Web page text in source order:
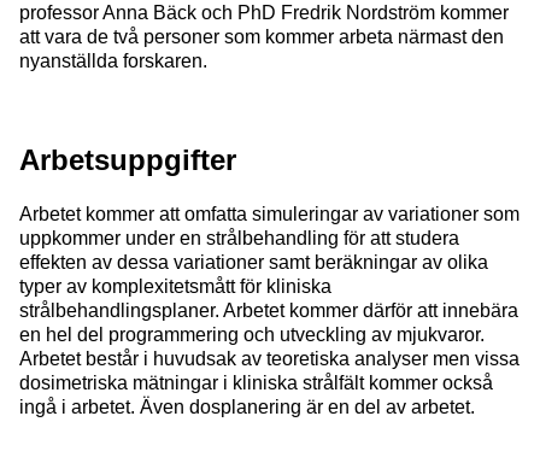
professor Anna Bäck och PhD Fredrik Nordström kommer
att vara de två personer som kommer arbeta närmast den
nyanställda forskaren.
Arbetsuppgifter
Arbetet kommer att omfatta simuleringar av variationer som
uppkommer under en strålbehandling för att studera
effekten av dessa variationer samt beräkningar av olika
typer av komplexitetsmått för kliniska
strålbehandlingsplaner. Arbetet kommer därför att innebära
en hel del programmering och utveckling av mjukvaror.
Arbetet består i huvudsak av teoretiska analyser men vissa
dosimetriska mätningar i kliniska strålfält kommer också
ingå i arbetet. Även dosplanering är en del av arbetet.